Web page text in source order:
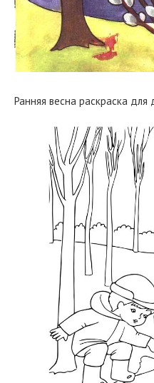
Ранняя весна раскраска для